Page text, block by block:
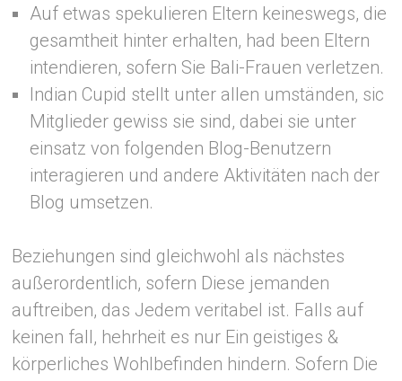
Auf etwas spekulieren Eltern keineswegs, die
gesamtheit hinter erhalten, had been Eltern
intendieren, sofern Sie Bali-Frauen verletzen.
Indian Cupid stellt unter allen umständen, sic
Mitglieder gewiss sie sind, dabei sie unter
einsatz von folgenden Blog-Benutzern
interagieren und andere Aktivitäten nach der
Blog umsetzen.
Beziehungen sind gleichwohl als nächstes
außerordentlich, sofern Diese jemanden
auftreiben, das Jedem veritabel ist. Falls auf
keinen fall, hehrheit es nur Ein geistiges &
körperliches Wohlbefinden hindern. Sofern Die